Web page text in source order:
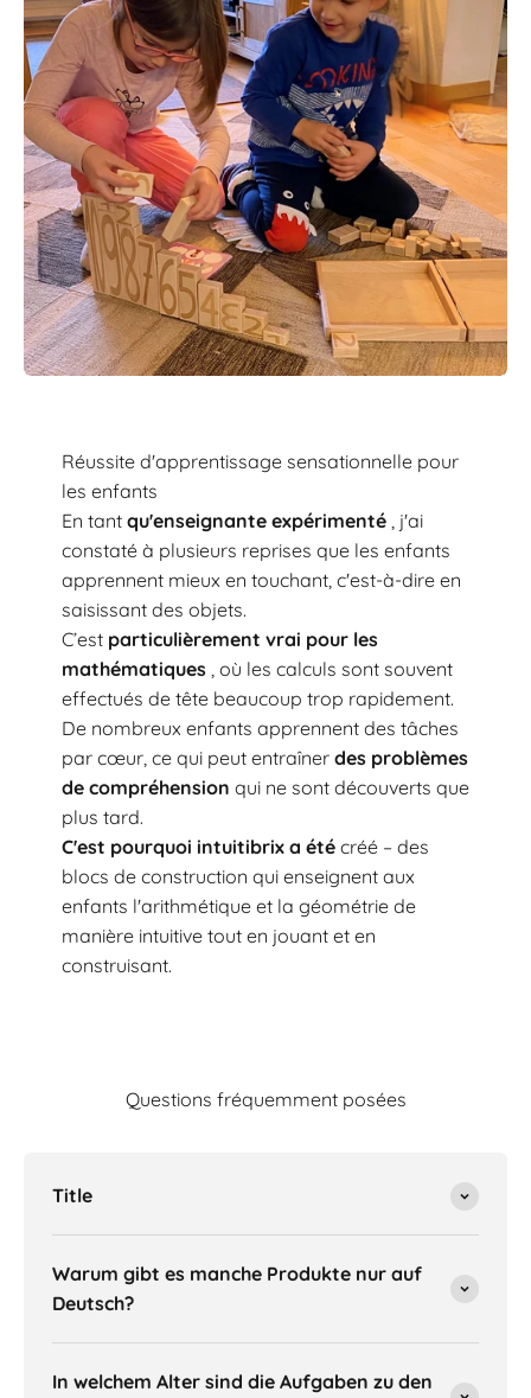
Réussite d'apprentissage sensationnelle pour
les enfants
En tant qu'enseignante expérimenté , j'ai
constaté à plusieurs reprises que les enfants
apprennent mieux en touchant, c'est-à-dire en
saisissant des objets.
C’est particulièrement vrai pour les
mathématiques , où les calculs sont souvent
effectués de tête beaucoup trop rapidement.
De nombreux enfants apprennent des tâches
par cœur, ce qui peut entraîner des problèmes
de compréhension qui ne sont découverts que
plus tard.
C'est pourquoi intuitibrix a été créé – des
blocs de construction qui enseignent aux
enfants l'arithmétique et la géométrie de
manière intuitive tout en jouant et en
construisant.
Questions fréquemment posées
Title
Warum gibt es manche Produkte nur auf
Deutsch?
In welchem Alter sind die Aufgaben zu den